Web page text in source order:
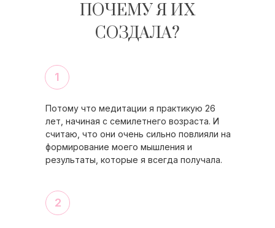
ПОЧЕМУ Я ИХ
СОЗДАЛА?
Потому что медитации я практикую 26
лет, начиная с семилетнего возраста. И
считаю, что они очень сильно повлияли на
формирование моего мышления и
результаты, которые я всегда получала.
1
2